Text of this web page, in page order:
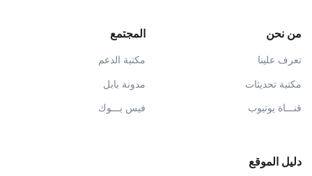
من نحن
تعرف علينا
مكتبة تحديثات
قنـــاة يوتيوب
المجتمع
مكتبة الدعم
مدونة بابل
فيس بـــوك
دليل الموقع